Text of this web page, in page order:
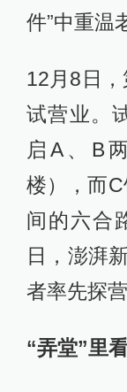
件”中重温
12月8日
试营业。
启A、B
楼），而
间的六合
日，澎湃
者率先探
“弄堂”里